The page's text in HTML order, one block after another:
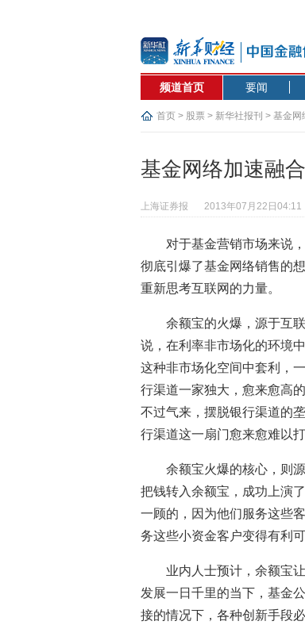
频道首页 要闻
首页 > 股票 > 新华社报刊 > 基金网
基金网络加速融
上海证券报 2013年07月22日04:11
对于基金营销市场来说
彻底引爆了基金网络销售的
重新思考互联网的力量。
余额宝的火爆，源于互
说，在利率非市场化的环境
这种非市场化空间中套利，
行渠道一家独大，愈来愈高
不过气来，摆脱银行渠道的
行渠道这一扇门愈来愈难以
余额宝火爆的核心，则
把钱转入余额宝，成功上演
一顾的，因为他们服务这些
务这些小资金客户变得有利可
业内人士预计，余额宝
发展一日千里的当下，基金
接的情况下，各种创新手段